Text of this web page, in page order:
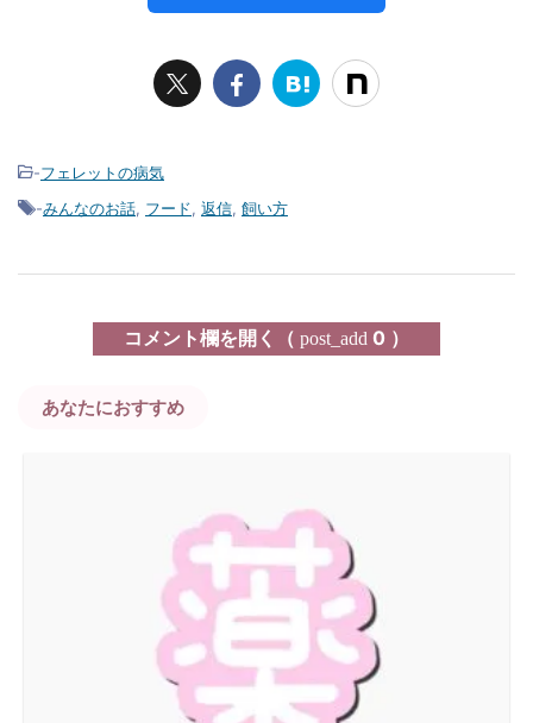
-フェレットの病気
-みんなのお話, フード, 返信, 飼い方
コメント欄を開く（ post_add 0 ）
あなたにおすすめ